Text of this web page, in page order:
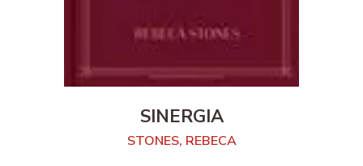
SINERGIA
STONES, REBECA